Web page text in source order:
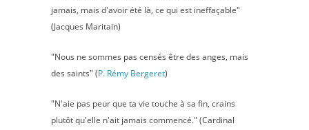
jamais, mais d'avoir été là, ce qui est ineffaçable"
(Jacques Maritain)
"Nous ne sommes pas censés être des anges, mais
des saints" (P. Rémy Bergeret)
"N'aie pas peur que ta vie touche à sa fin, crains
plutôt qu'elle n'ait jamais commencé." (Cardinal